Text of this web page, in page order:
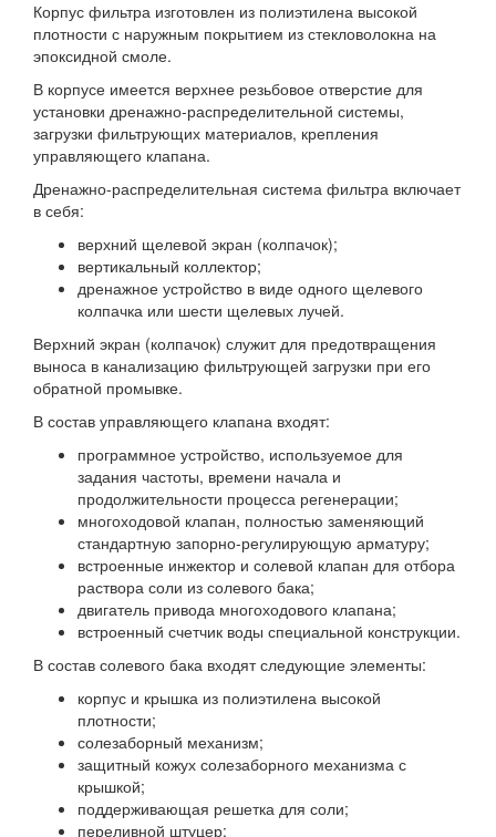
Корпус фильтра изготовлен из полиэтилена высокой
плотности с наружным покрытием из стекловолокна на
эпоксидной смоле.
В корпусе имеется верхнее резьбовое отверстие для
установки дренажно-распределительной системы,
загрузки фильтрующих материалов, крепления
управляющего клапана.
Дренажно-распределительная система фильтра включает
в себя:
верхний щелевой экран (колпачок);
вертикальный коллектор;
дренажное устройство в виде одного щелевого
колпачка или шести щелевых лучей.
Верхний экран (колпачок) служит для предотвращения
выноса в канализацию фильтрующей загрузки при его
обратной промывке.
В состав управляющего клапана входят:
программное устройство, используемое для
задания частоты, времени начала и
продолжительности процесса регенерации;
многоходовой клапан, полностью заменяющий
стандартную запорно-регулирующую арматуру;
встроенные инжектор и солевой клапан для отбора
раствора соли из солевого бака;
двигатель привода многоходового клапана;
встроенный счетчик воды специальной конструкции.
В состав солевого бака входят следующие элементы:
корпус и крышка из полиэтилена высокой
плотности;
солезаборный механизм;
защитный кожух солезаборного механизма с
крышкой;
поддерживающая решетка для соли;
переливной штуцер;